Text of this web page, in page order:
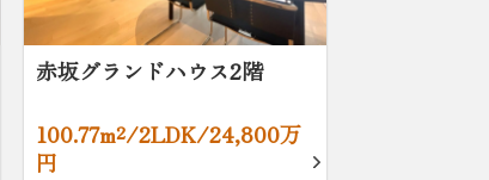
赤坂グランドハウス2階
100.77m²/2LDK/24,800万
円